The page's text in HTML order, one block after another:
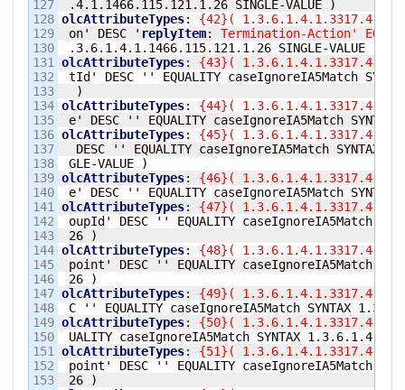
127
128
129
130
131
132
133
134
135
136
137
138
139
140
141
142
143
144
145
146
147
148
149
150
151
152
153
.4.1.1466.115.121.1.26 SINGLE-VALUE
)
olcAttributeTypes: {42} (
on' DESC ' replyItem:
Termination-Action'
.3.6.1.4.1.1466.115.121.1.26 SINGLE-VALUE
olcAttributeTypes: {43} (
tId' DESC '' EQUALITY caseIgnoreIA5Match
)
olcAttributeTypes: {44} (
e' DESC '' EQUALITY caseIgnoreIA5Match
olcAttributeTypes: {45} (
DESC '' EQUALITY caseIgnoreIA5Match SYNTAX
GLE-VALUE
)
olcAttributeTypes: {46} (
e' DESC '' EQUALITY caseIgnoreIA5Match
olcAttributeTypes: {47} (
oupId' DESC '' EQUALITY caseIgnoreIA5Match
26
)
olcAttributeTypes: {48} (
point' DESC '' EQUALITY caseIgnoreIA5Match
26
)
olcAttributeTypes: {49} (
C '' EQUALITY caseIgnoreIA5Match SYNTAX
olcAttributeTypes: {50} (
UALITY caseIgnoreIA5Match SYNTAX
olcAttributeTypes: {51} (
point' DESC '' EQUALITY caseIgnoreIA5Match
26
)